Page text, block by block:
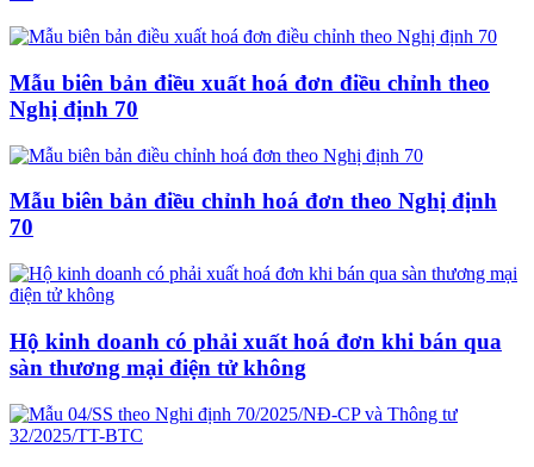
Mẫu biên bản điều xuất hoá đơn điều chỉnh theo
Nghị định 70
Mẫu biên bản điều chỉnh hoá đơn theo Nghị định
70
Hộ kinh doanh có phải xuất hoá đơn khi bán qua
sàn thương mại điện tử không